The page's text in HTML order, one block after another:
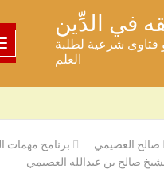
في الدِّين
شرعية لطلبة
العلم
صالح العصيمي
برنامج مهمات